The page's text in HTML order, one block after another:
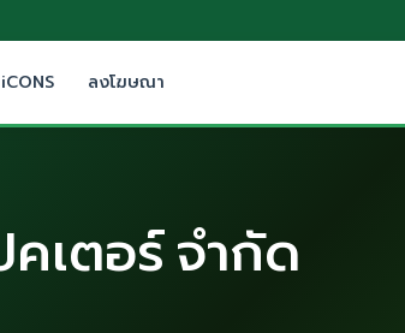
ลงโฆษณา
เตอร์ จำกัด